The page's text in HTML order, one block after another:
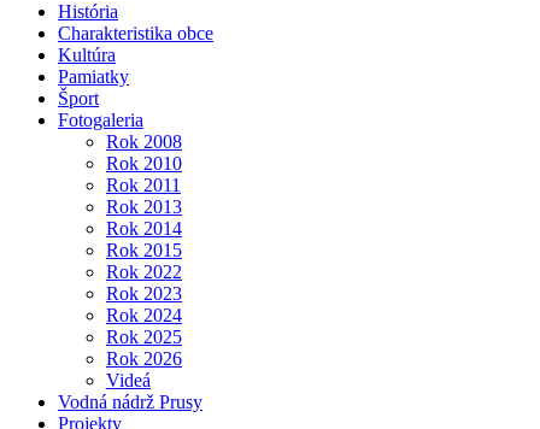
História
Charakteristika obce
Kultúra
Pamiatky
Šport
Fotogaleria
Rok 2008
Rok 2010
Rok 2011
Rok 2013
Rok 2014
Rok 2015
Rok 2022
Rok 2023
Rok 2024
Rok 2025
Rok 2026
Videá
Vodná nádrž Prusy
Projekty